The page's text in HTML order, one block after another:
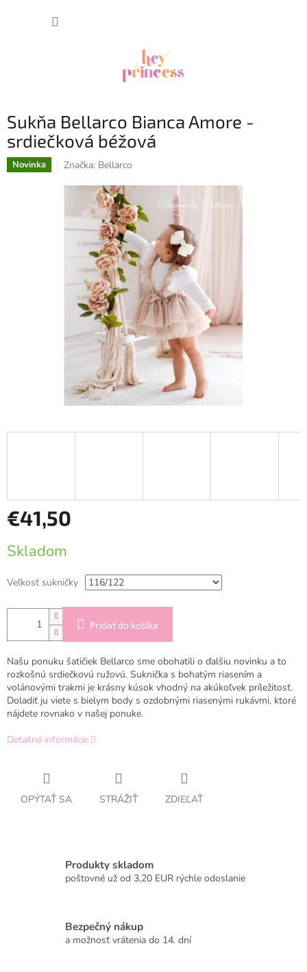
Sukňa Bellarco Bianca Amore -
srdiečková béžová
Novinka Značka: Bellarco
€41,50
cena:
Skladom
Veľkosť sukničky
Pridať do košíka
Našu ponuku šatičiek Bellarco sme obohatili o ďalšiu novinku a to
rozkošnú srdiečkovú ružovú. Suknička s bohatým riasením a
volánovými trakmi je krásny kúsok vhodný na akúkoľvek príležitosť.
Doladiť ju viete s bielym body s ozdobnými riasenými rukávmi, ktoré
nájdete rovnako v našej ponuke.
Detailné informácie
OPÝTAŤ SA STRÁŽIŤ ZDIEĽAŤ
Produkty skladom
poštovné už od 3,20 EUR rýchle odoslanie
Bezpečný nákup
a možnosť vrátenia do 14. dní